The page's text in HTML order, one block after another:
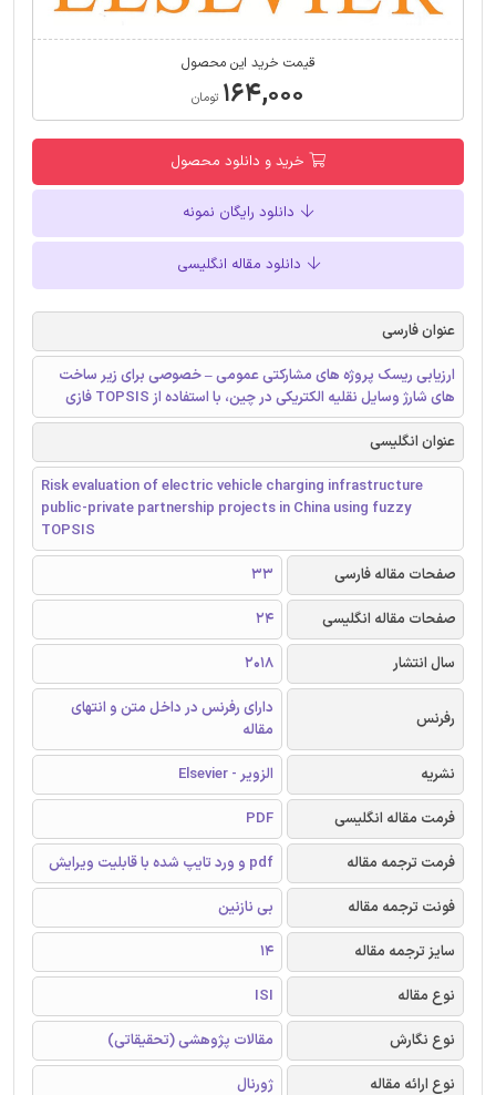
قیمت خرید این محصول
۱۶۴,۰۰۰ تومان
خرید و دانلود محصول
دانلود رایگان نمونه
دانلود مقاله انگلیسی
عنوان فارسی
ارزیابی ریسک پروژه های مشارکتی عمومی – خصوصی برای زیر ساخت
های شارژ وسایل نقلیه الکتریکی در چین، با استفاده از TOPSIS فازی
عنوان انگلیسی
Risk evaluation of electric vehicle charging infrastructure
public-private partnership projects in China using fuzzy
TOPSIS
صفحات مقاله فارسی
33
صفحات مقاله انگلیسی
24
سال انتشار
2018
رفرنس
دارای رفرنس در داخل متن و انتهای
مقاله
نشریه
الزویر - Elsevier
فرمت مقاله انگلیسی
PDF
فرمت ترجمه مقاله
pdf و ورد تایپ شده با قابلیت ویرایش
فونت ترجمه مقاله
بی نازنین
سایز ترجمه مقاله
14
نوع مقاله
ISI
نوع نگارش
مقالات پژوهشی (تحقیقاتی)
نوع ارائه مقاله
ژورنال